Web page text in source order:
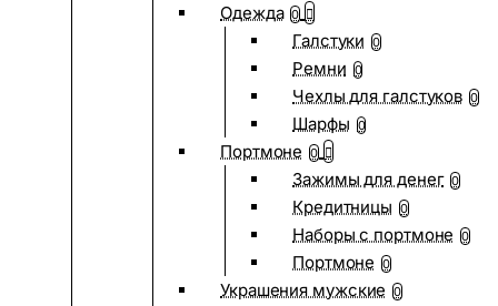
Одежда 0
Галстуки 0
Ремни 0
Чехлы для галстуков 0
Шарфы 0
Портмоне 0
Зажимы для денег 0
Кредитницы 0
Наборы с портмоне 0
Портмоне 0
Украшения мужские 0